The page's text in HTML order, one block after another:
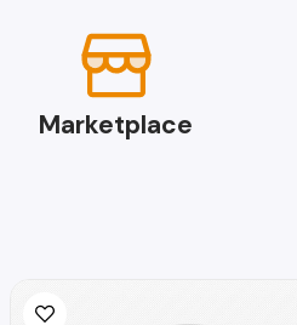
Marketplace